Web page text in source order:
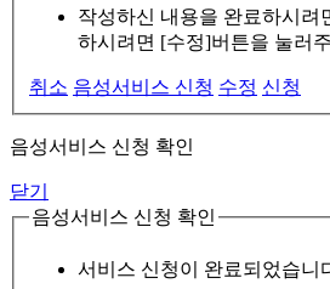
작성하신 내용을 완료하시려
하시려면 [수정]버튼을 눌러
취소 음성서비스 신청 수정 신청
음성서비스 신청 확인
닫기
음성서비스 신청 확인
서비스 신청이 완료되었습니